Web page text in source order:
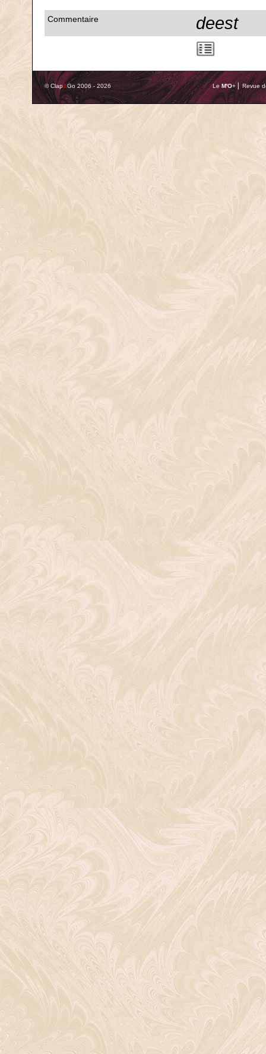
Commentaire deest
© Clap&Go 2006 - 2026 Le M'O+ ⎢ Revue